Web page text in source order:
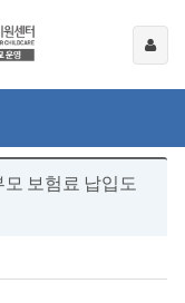
보험료 납입도